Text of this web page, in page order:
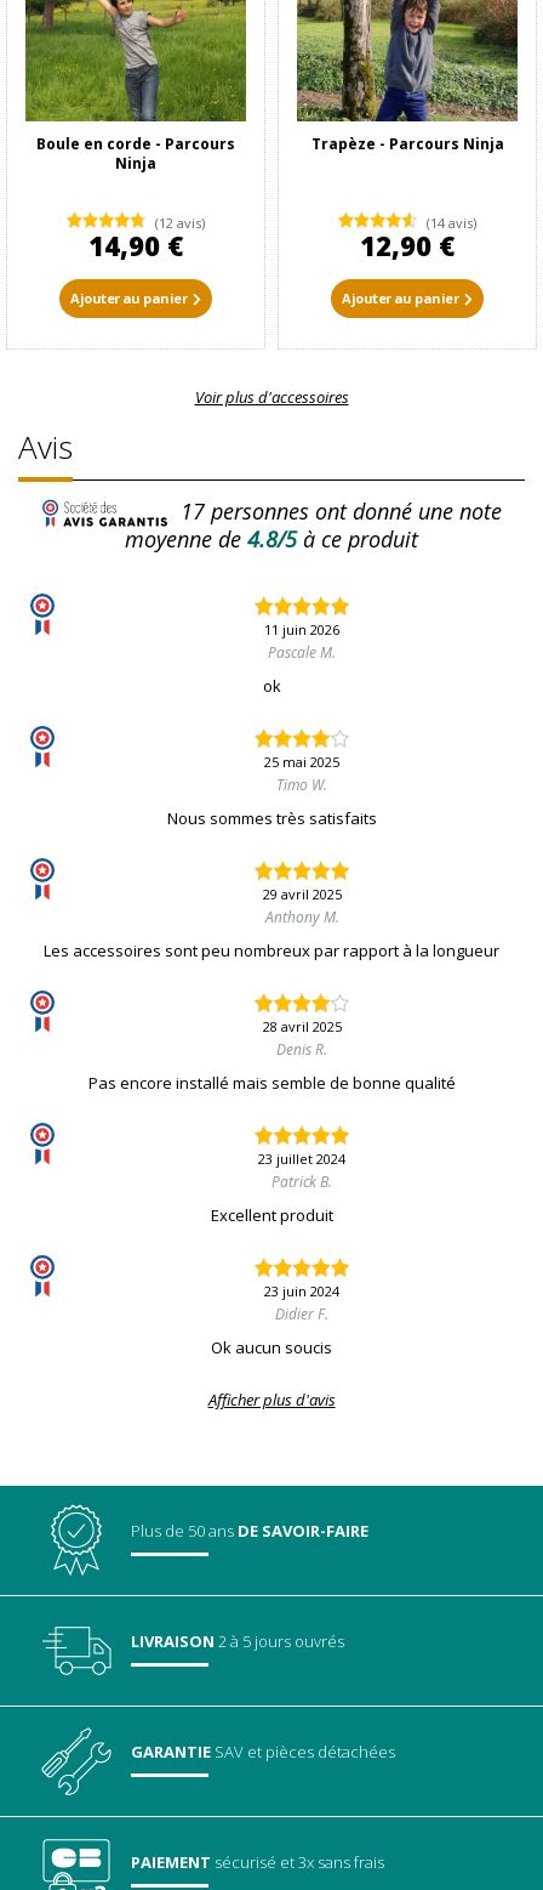
Boule en corde - Parcours
Ninja
(12 avis)
14,90 €
Ajouter au panier
Trapèze - Parcours Ninja
(14 avis)
12,90 €
Ajouter au panier
Voir plus d'accessoires
Avis
17personnes ont donné une note
moyenne de 4.8/5à ce produit
11 juin 2026
Pascale M.
ok
25 mai 2025
Timo W.
Nous sommes très satisfaits
29 avril 2025
Anthony M.
Les accessoires sont peu nombreux par rapport à la longueur
28 avril 2025
Denis R.
Pas encore installé mais semble de bonne qualité
23 juillet 2024
Patrick B.
Excellent produit
23 juin 2024
Didier F.
Ok aucun soucis
Afficher plus d'avis
Plus de 50 ans DE SAVOIR-FAIRE
LIVRAISON 2 à 5 jours ouvrés
GARANTIE SAV et pièces détachées
PAIEMENT sécurisé et 3x sans frais